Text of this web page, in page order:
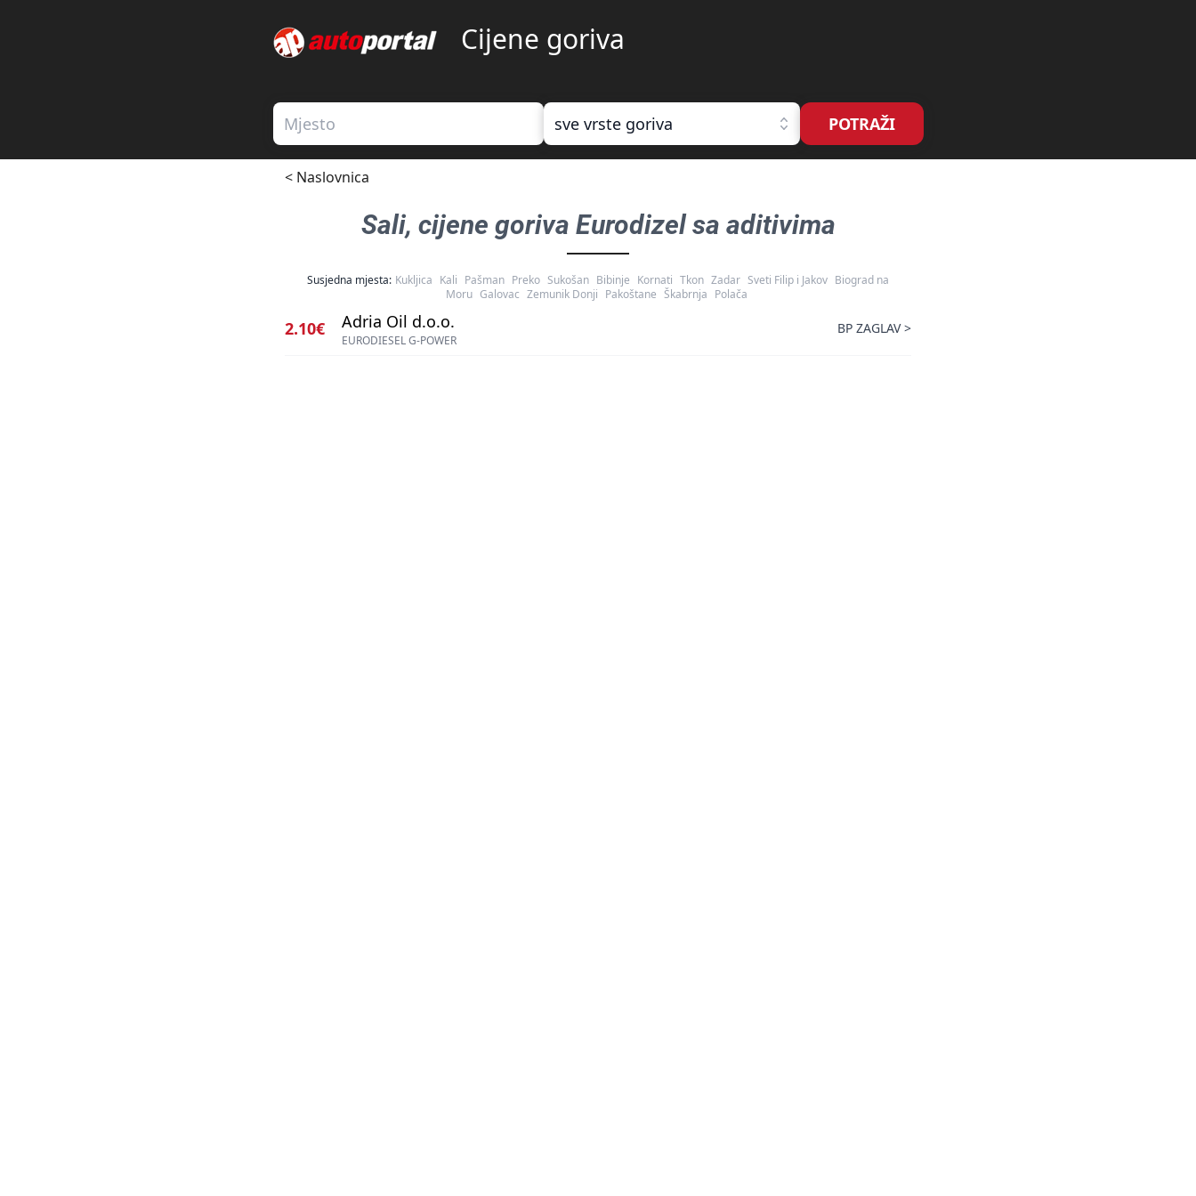
Cijene goriva
sve vrste goriva POTRAŽI
< Naslovnica
Sali, cijene goriva Eurodizel sa aditivima
Susjedna mjesta: Kukljica Kali Pašman Preko Sukošan Bibinje Kornati Tkon Zadar Sveti Filip i Jakov Biograd na
Moru Galovac Zemunik Donji Pakoštane Škabrnja Polača
2.10€ Adria Oil d.o.o.
EURODIESEL G-POWER
BP ZAGLAV>